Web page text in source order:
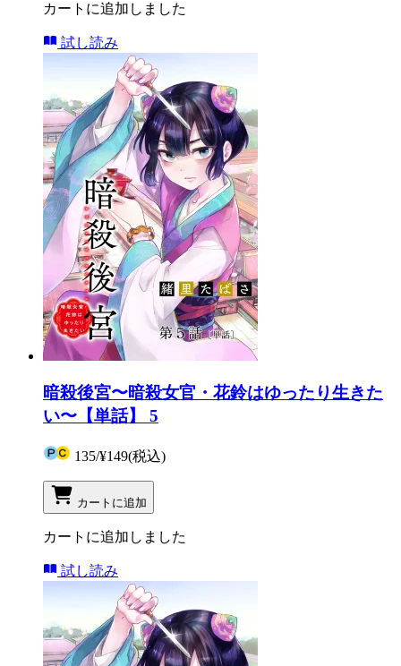
カートに追加しました
試し読み
暗殺後宮〜暗殺女官・花鈴はゆったり生きた
い〜【単話】 5
135/¥149(税込)
カートに追加
カートに追加しました
試し読み